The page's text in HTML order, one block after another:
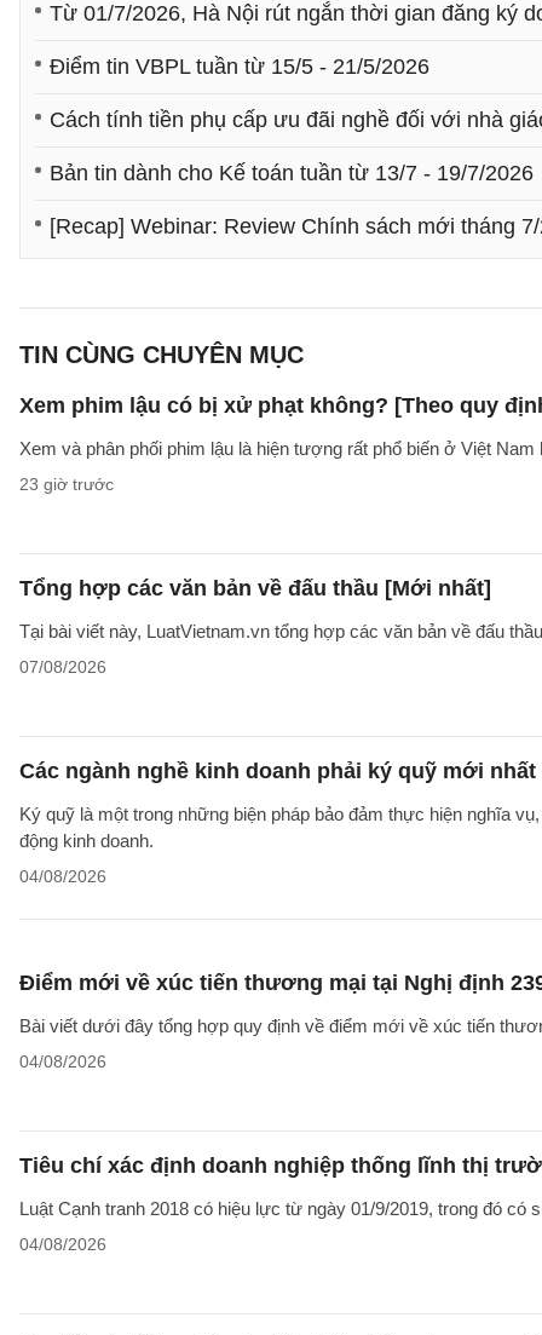
Từ 01/7/2026, Hà Nội rút ngắn thời gian đăng ký
Điểm tin VBPL tuần từ 15/5 - 21/5/2026
Cách tính tiền phụ cấp ưu đãi nghề đối với nhà
Bản tin dành cho Kế toán tuần từ 13/7 - 19/7/2026
[Recap] Webinar: Review Chính sách mới tháng
TIN CÙNG CHUYÊN MỤC
Xem phim lậu có bị xử phạt không? [Theo quy
Xem và phân phối phim lậu là hiện tượng rất phổ biến ở Việt
23 giờ trước
Tổng hợp các văn bản về đấu thầu [Mới nhất]
Tại bài viết này, LuatVietnam.vn tổng hợp các văn bản về đấu
07/08/2026
Các ngành nghề kinh doanh phải ký quỹ mới nhất
Ký quỹ là một trong những biện pháp bảo đảm thực hiện nghĩa
động kinh doanh.
04/08/2026
Điểm mới về xúc tiến thương mại tại Nghị định
Bài viết dưới đây tổng hợp quy định về điểm mới về xúc tiến
04/08/2026
Tiêu chí xác định doanh nghiệp thống lĩnh thị
Luật Cạnh tranh 2018 có hiệu lực từ ngày 01/9/2019, trong đó
04/08/2026